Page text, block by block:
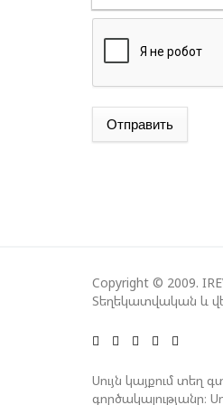
Отправить
Copyright © 2009.
Տեղեկատվական և
Սույն կայքում
գործակալությանը։